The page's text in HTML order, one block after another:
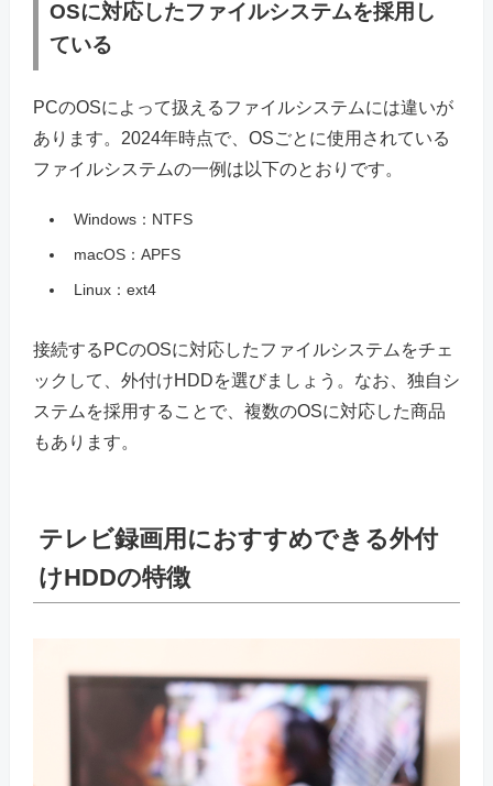
OSに対応したファイルシステムを採用し
ている
PCのOSによって扱えるファイルシステムには違いが
あります。2024年時点で、OSごとに使用されている
ファイルシステムの一例は以下のとおりです。
Windows：NTFS
macOS：APFS
Linux：ext4
接続するPCのOSに対応したファイルシステムをチェ
ックして、外付けHDDを選びましょう。なお、独自シ
ステムを採用することで、複数のOSに対応した商品
もあります。
テレビ録画用におすすめできる外付
けHDDの特徴